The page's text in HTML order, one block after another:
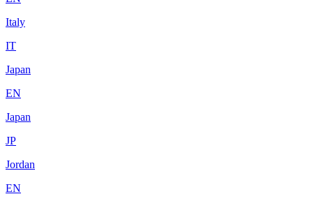
Italy
IT
Japan
EN
Japan
JP
Jordan
EN